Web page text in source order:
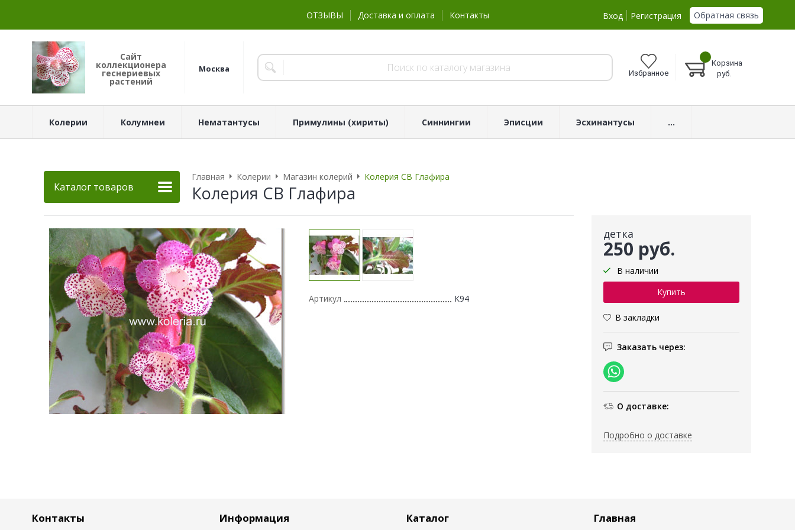
ОТЗЫВЫ Доставка и оплата Контакты Вход Регистрация Обратная связь
Сайт
коллекционера
геснериевых
растений
Москва Избранное
Корзина
руб.
Колерии Колумнеи Нематантусы Примулины (хириты) Синнингии Эписции Эсхинантусы ...
Каталог товаров
Главная Колерии Магазин колерий Колерия СВ Глафира
Колерия СВ Глафира
детка
250 руб.
В наличии
В закладки
Заказать через:
О доставке:
Подробно о доставке
Артикул К94
Контакты Информация Каталог Главная